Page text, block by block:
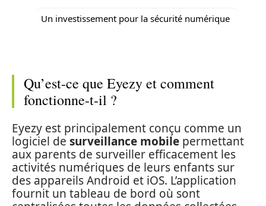
Un investissement pour la sécurité numérique
Qu’est-ce que Eyezy et comment
fonctionne-t-il ?
Eyezy est principalement conçu comme un
logiciel de surveillance mobile permettant
aux parents de surveiller efficacement les
activités numériques de leurs enfants sur
des appareils Android et iOS. L’application
fournit un tableau de bord où sont